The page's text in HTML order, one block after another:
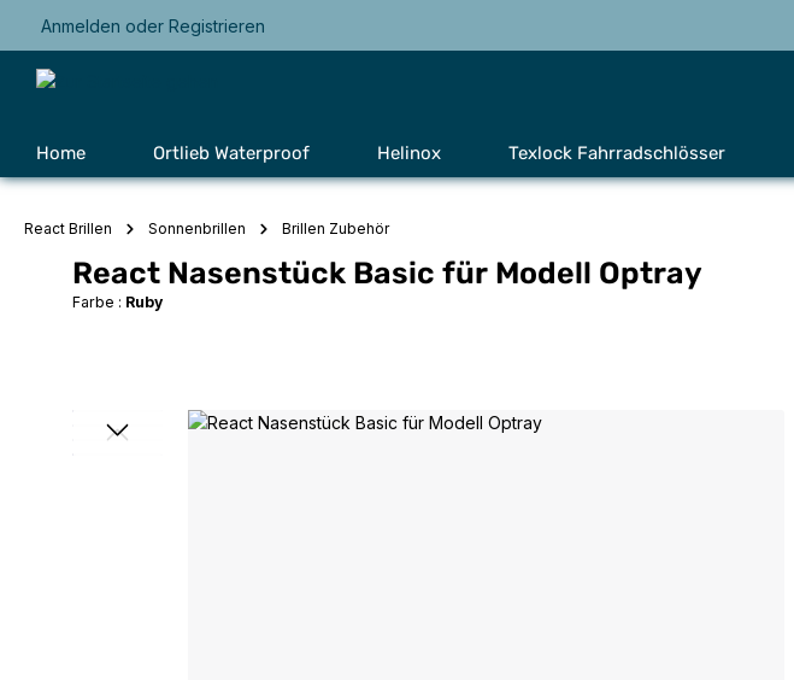
Hauptnavigation springen
Anmelden oder Registrieren
Home Ortlieb Waterproof Helinox Texlock Fahrradschlösser
React Brillen Sonnenbrillen Brillen Zubehör
React Nasenstück Basic für Modell Optray
Farbe : Ruby
Bildergalerie überspringen